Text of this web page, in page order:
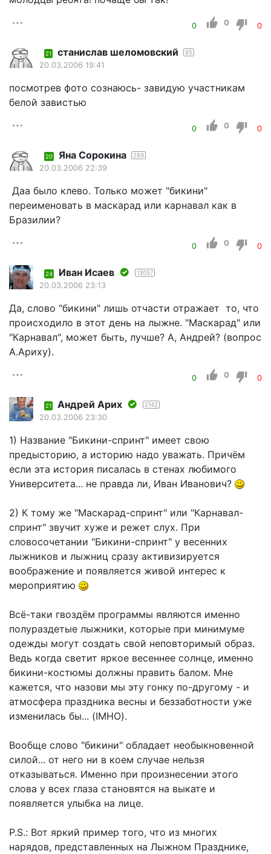
0 0 0
21 станислав шеломовский 85
20.03.2006 19:41
посмотрев фото сознаюсь- завидую участникам
белой завистью
0 0 0
20 Яна Сорокина 289
20.03.2006 22:39
Даа было клево. Только может "бикини"
переименовать в маскарад или карнавал как в
Бразилии?
0 0 0
24 Иван Исаев 13057
20.03.2006 23:13
Да, слово "бикини" лишь отчасти отражает то, что
происходило в этот день на лыжне. "Маскарад" или
"Карнавал", может быть, лучше? А, Андрей? (вопрос
А.Ариху).
0 0 0
21 Андрей Арих 2142
20.03.2006 23:30
1) Название "Бикини-спринт" имеет свою
предысторию, а историю надо уважать. Причём
если эта история писалась в стенах любимого
Университета... не правда ли, Иван Иванович?
2) К тому же "Маскарад-спринт" или "Карнавал-
спринт" звучит хуже и режет слух. При
словосочетании "Бикини-спринт" у весенних
лыжников и лыжниц сразу активизируется
воображение и появляется живой интерес к
мероприятию
Всё-таки гвоздём программы являются именно
полураздетые лыжники, которые при минимуме
одежды могут создать свой неповторимый образ.
Ведь когда светит яркое весеннее солнце, именно
бикини-костюмы должны править балом. Мне
кажется, что назови мы эту гонку по-другому - и
атмосфера праздника весны и беззаботности уже
изменилась бы... (IMHO).
Вообще слово "бикини" обладает необыкновенной
силой... от него ни в коем случае нельзя
отказываться. Именно при произнесении этого
слова у всех глаза становятся на выкате и
появляется улыбка на лице.
P.S.: Вот яркий пример того, что из многих
нарядов, представленных на Лыжном Празднике,